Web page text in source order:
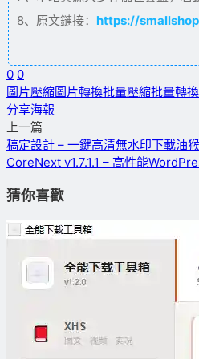
8、原文鏈接： https://
0 0
圖片壓縮圖片轉換批量壓縮批量轉換
分享海報
上一篇
稿定設計 – 一鍵高清無水印下載油
CoreNext v1.7.1.1 – 高性能
猜你喜歡